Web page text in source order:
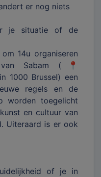
er nog niets
je situatie of de
14u organiseren
Sabam (📍
1000 Brussel) een
regels en de
worden toegelicht
en cultuur van
Uiteraard is er ook
of je in